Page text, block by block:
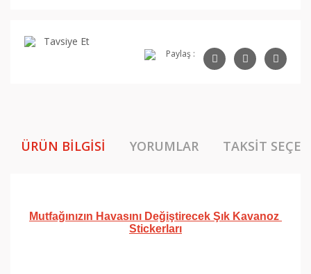
Tavsiye Et
Paylaş :
ÜRÜN BILGISI YORUMLAR TAKSIT
Mutfağınızın Havasını Değiştirecek Şık Kavanoz
Stickerları